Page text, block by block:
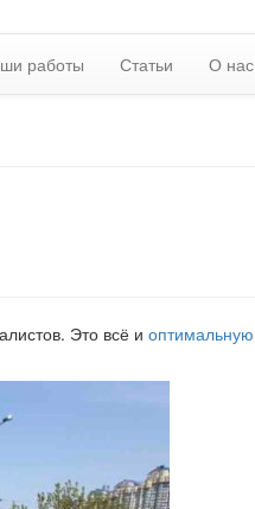
работы Статьи О нас
Это всё и оптимальную